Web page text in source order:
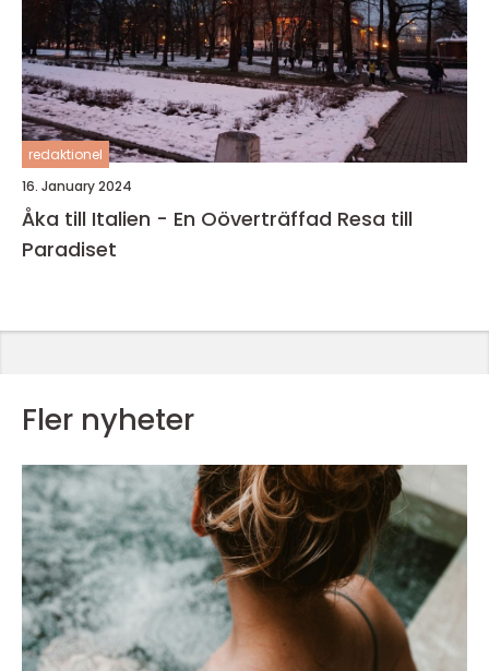
redaktionel
16. January 2024
Åka till Italien - En Oöverträffad Resa till
Paradiset
Fler nyheter